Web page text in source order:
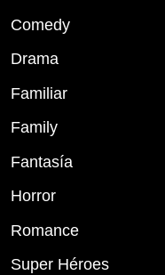
Comedy
Drama
Familiar
Family
Fantasía
Horror
Romance
Super Héroes